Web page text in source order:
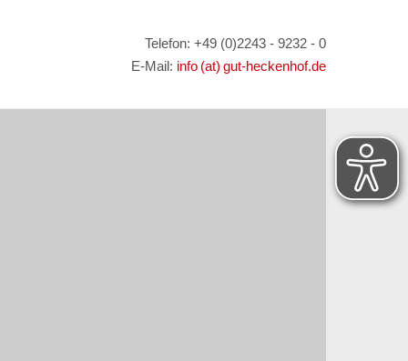
Telefon: +49 (0)2243 - 9232 - 0
E-Mail: info (at) gut-heckenhof.de